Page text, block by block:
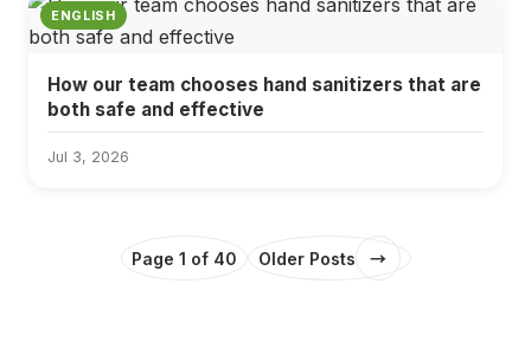
ENGLISH
How our team chooses hand sanitizers that are
both safe and effective
Jul 3, 2026
Page 1 of 40 Older Posts →